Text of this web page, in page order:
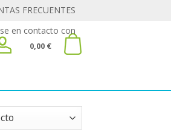
FRECUENTES
en contacto con
0,00 €